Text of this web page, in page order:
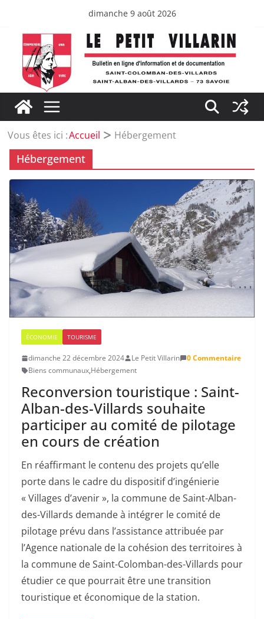
contenu
dimanche 9 août 2026
Vous êtes ici :Accueil Hébergement
Hébergement
ÉCONOMIE TOURISME
dimanche 22 décembre 2024 Le Petit Villarin
0 Commentaire
Biens communaux,Hébergement
Reconversion touristique : Saint-
Alban-des-Villards souhaite
participer au comité de pilotage
en cours de création
En réaffirmant le contenu des projets qu’elle
porte dans le cadre du dispositif d’ingénierie
« Villages d’avenir », la commune de Saint-Alban-
des-Villards demande à intégrer le comité de
pilotage prévu dans l’assistance attribuée par
l’Agence nationale de la cohésion des territoires à
la commune de Saint-Colomban-des-Villards pour
étudier ce que pourrait être une transition
touristique et économique de la station.